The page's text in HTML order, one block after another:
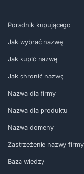
Poradnik kupującego
Jak wybrać nazwę
Jak kupić nazwę
Jak chronić nazwę
Nazwa dla firmy
Nazwa dla produktu
Nazwa domeny
Zastrzeżenie nazwy firmy
Baza wiedzy